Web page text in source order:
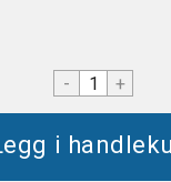
- +